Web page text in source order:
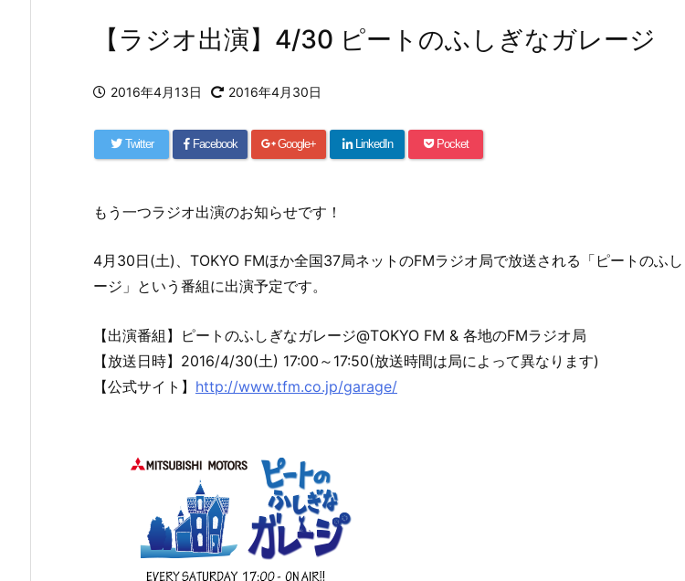
【ラジオ出演】4/30 ピートのふしぎなガレージ
2016年4月13日 2016年4月30日
Twitter Facebook Google+ LinkedIn Pocket
もう一つラジオ出演のお知らせです！
4月30日(土)、TOKYO FMほか全国37局ネットのFMラジオ局で放送される「ピートのふ
ージ」という番組に出演予定です。
【出演番組】ピートのふしぎなガレージ@TOKYO FM & 各地のFMラジオ局
【放送日時】2016/4/30(土) 17:00～17:50(放送時間は局によって異なります)
【公式サイト】 http://www.tfm.co.jp/garage/